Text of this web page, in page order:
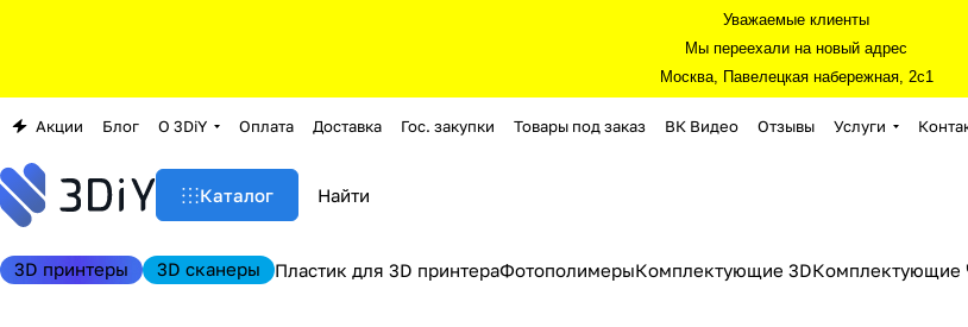
Уважаемые клиенты
Мы переехали на новый адрес
Москва, Павелецкая набережная, 2с1
Акции Блог О 3DiY Оплата Доставка Гос. закупки Товары под заказ ВК Видео Отзывы Услуги
Каталог
3D принтеры 3D сканеры Пластик для 3D принтераФотополимерыКомплектующие 3DКомплектующие